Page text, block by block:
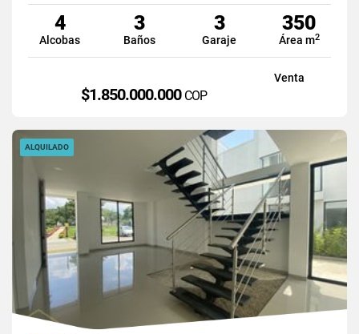
4
Alcobas
3
Baños
3
Garaje
350
Área m2
Venta
$1.850.000.000 COP
ALQUILADO